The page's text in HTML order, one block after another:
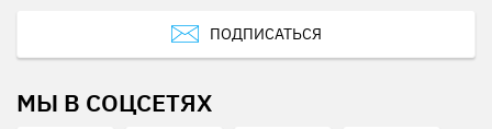
ПОДПИСАТЬСЯ
МЫ В СОЦСЕТЯХ